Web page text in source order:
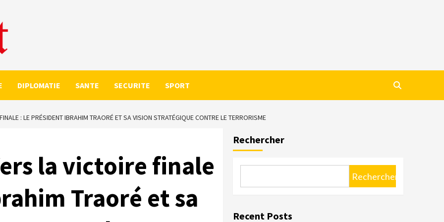
DIPLOMATIE SANTE SECURITE SPORT
: LE PRÉSIDENT IBRAHIM TRAORÉ ET SA VISION STRATÉGIQUE CONTRE LE TERRORISME
la victoire finale
Traoré et sa
Rechercher
Rechercher
Recent Posts